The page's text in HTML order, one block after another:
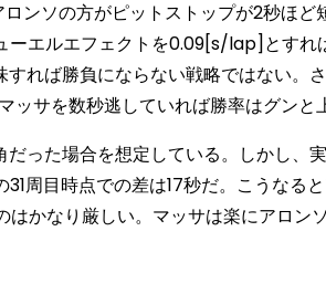
ンソの方がピットストップが2秒ほど
ーエルエフェクトを0.09[s/lap]とすれ
れば勝負にならない戦略ではない。
サを数秒逃していれば勝率はグンと
った場合を想定している。しかし、
周目時点での差は17秒だ。こうなる
かなり厳しい。マッサは楽にアロン